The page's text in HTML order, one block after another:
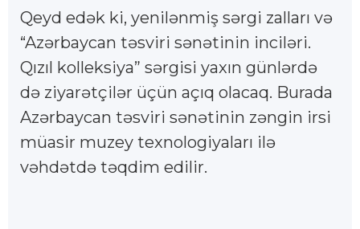
Qeyd edək ki, yenilənmiş sərgi zalları və
“Azərbaycan təsviri sənətinin inciləri.
Qızıl kolleksiya” sərgisi yaxın günlərdə
də ziyarətçilər üçün açıq olacaq. Burada
Azərbaycan təsviri sənətinin zəngin irsi
müasir muzey texnologiyaları ilə
vəhdətdə təqdim edilir.